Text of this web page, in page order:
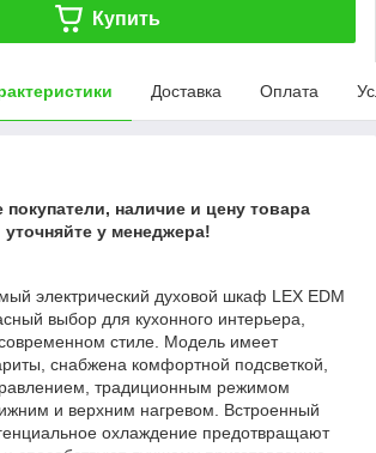
Купить
Доставка Оплата
наличие и цену товара
уточняйте у менеджера!
электрический духовой шкаф LEX EDM
выбор для кухонного интерьера,
стиле. Модель имеет
снабжена комфортной подсветкой,
традиционным режимом
и верхним нагревом. Встроенный
охлаждение предотвращают